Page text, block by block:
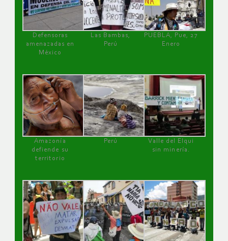
Defensoras
amenazadas en
México
Las Bambas,
Perú
PUEBLA, Pue, 27
Enero
Amazonía
defiende su
territorio
Perú
Valle del Elqui
sin minería.